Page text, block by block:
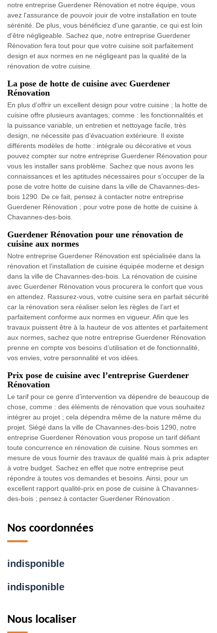
notre entreprise Guerdener Rénovation et notre équipe, vous
avez l'assurance de pouvoir jouir de votre installation en toute
sérénité. De plus, vous bénéficiez d'une garantie, ce qui est loin
d'être négligeable. Sachez que, notre entreprise Guerdener
Rénovation fera tout pour que votre cuisine soit parfaitement
design et aux normes en ne négligeant pas la qualité de la
rénovation de votre cuisine.
La pose de hotte de cuisine avec Guerdener
Rénovation
En plus d’offrir un excellent design pour votre cuisine ; la hotte de
cuisine offre plusieurs avantages, comme : les fonctionnalités et
la puissance variable, un entretien et nettoyage facile, très
design, ne nécessite pas d’évacuation extérieure. Il existe
différents modèles de hotte : intégrale ou décorative et vous
pouvez compter sur notre entreprise Guerdener Rénovation pour
vous les installer sans problème. Sachez que nous avons les
connaissances et les aptitudes nécessaires pour s’occuper de la
pose de votre hotte de cuisine dans la ville de Chavannes-des-
bois 1290. De ce fait, pensez à contacter notre entreprise
Guerdener Rénovation ; pour votre pose de hotte de cuisine à
Chavannes-des-bois.
Guerdener Rénovation pour une rénovation de
cuisine aux normes
Notre entreprise Guerdener Rénovation est spécialisée dans la
rénovation et l’installation de cuisine équipée moderne et design
dans la ville de Chavannes-des-bois. La rénovation de cuisine
avec Guerdener Rénovation vous procurera le confort que vous
en attendez. Rassurez-vous, votre cuisine sera en parfait sécurité
car la rénovation sera réaliser selon les règles de l’art et
parfaitement conforme aux normes en vigueur. Afin que les
travaux puissent être à la hauteur de vos attentes et parfaitement
aux normes, sachez que notre entreprise Guerdener Rénovation
prenne en compte vos besoins d’utilisation et de fonctionnalité,
vos envies, votre personnalité et vos idées.
Prix pose de cuisine avec l’entreprise Guerdener
Rénovation
Le tarif pour ce genre d’intervention va dépendre de beaucoup de
chose, comme : des éléments de rénovation que vous souhaitez
intégrer au projet ; cela dépendra même de la nature même du
projet. Siégé dans la ville de Chavannes-des-bois 1290, notre
entreprise Guerdener Rénovation vous propose un tarif défiant
toute concurrence en rénovation de cuisine. Nous sommes en
mesure de vous fournir des travaux de qualité mais à prix adapter
à votre budget. Sachez en effet que notre entreprise peut
répondre à toutes vos demandes et besoins. Ainsi, pour un
excellent rapport qualité-prix en pose de cuisine à Chavannes-
des-bois ; pensez à contacter Guerdener Rénovation .
Nos coordonnées
indisponible
indisponible
Nous localiser